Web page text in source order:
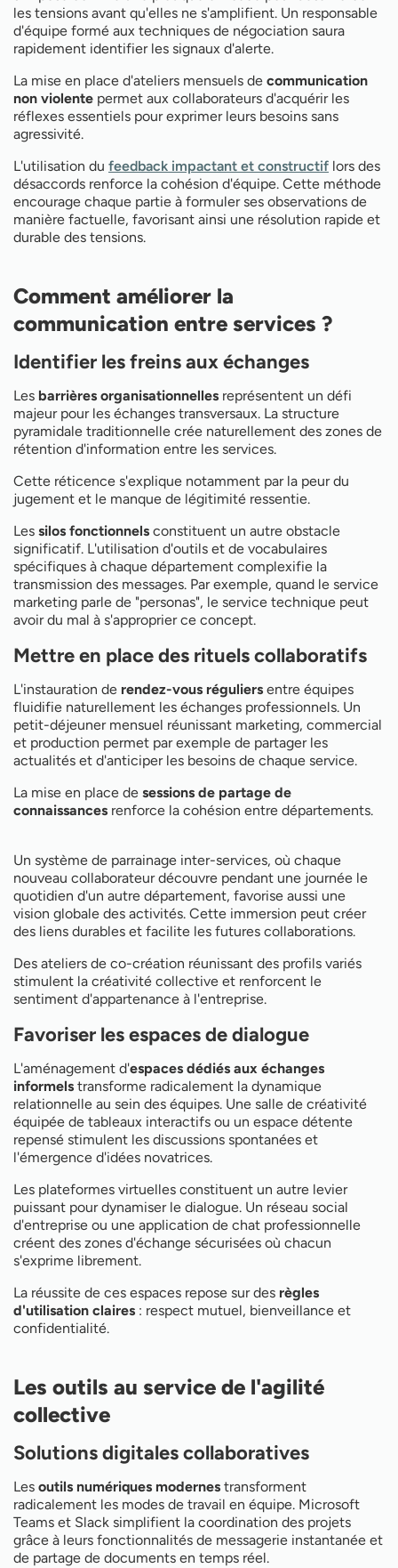
les tensions avant qu'elles ne s'amplifient. Un responsable
d'équipe formé aux techniques de négociation saura
rapidement identifier les signaux d'alerte.
La mise en place d'ateliers mensuels de communication
non violente permet aux collaborateurs d'acquérir les
réflexes essentiels pour exprimer leurs besoins sans
agressivité.
L'utilisation du feedback impactant et constructif lors des
désaccords renforce la cohésion d'équipe. Cette méthode
encourage chaque partie à formuler ses observations de
manière factuelle, favorisant ainsi une résolution rapide et
durable des tensions.
Comment améliorer la
communication entre services ?
Identifier les freins aux échanges
Les barrières organisationnelles représentent un défi
majeur pour les échanges transversaux. La structure
pyramidale traditionnelle crée naturellement des zones de
rétention d'information entre les services.
Cette réticence s'explique notamment par la peur du
jugement et le manque de légitimité ressentie.
Les silos fonctionnels constituent un autre obstacle
significatif. L'utilisation d'outils et de vocabulaires
spécifiques à chaque département complexifie la
transmission des messages. Par exemple, quand le service
marketing parle de "personas", le service technique peut
avoir du mal à s'approprier ce concept.
Mettre en place des rituels collaboratifs
L'instauration de rendez-vous réguliers entre équipes
fluidifie naturellement les échanges professionnels. Un
petit-déjeuner mensuel réunissant marketing, commercial
et production permet par exemple de partager les
actualités et d'anticiper les besoins de chaque service.
La mise en place de sessions de partage de
connaissances renforce la cohésion entre départements.
Un système de parrainage inter-services, où chaque
nouveau collaborateur découvre pendant une journée le
quotidien d'un autre département, favorise aussi une
vision globale des activités. Cette immersion peut créer
des liens durables et facilite les futures collaborations.
Des ateliers de co-création réunissant des profils variés
stimulent la créativité collective et renforcent le
sentiment d'appartenance à l'entreprise.
Favoriser les espaces de dialogue
L'aménagement d'espaces dédiés aux échanges
informels transforme radicalement la dynamique
relationnelle au sein des équipes. Une salle de créativité
équipée de tableaux interactifs ou un espace détente
repensé stimulent les discussions spontanées et
l'émergence d'idées novatrices.
Les plateformes virtuelles constituent un autre levier
puissant pour dynamiser le dialogue. Un réseau social
d'entreprise ou une application de chat professionnelle
créent des zones d'échange sécurisées où chacun
s'exprime librement.
La réussite de ces espaces repose sur des règles
d'utilisation claires : respect mutuel, bienveillance et
confidentialité.
Les outils au service de l'agilité
collective
Solutions digitales collaboratives
Les outils numériques modernes transforment
radicalement les modes de travail en équipe. Microsoft
Teams et Slack simplifient la coordination des projets
grâce à leurs fonctionnalités de messagerie instantanée et
de partage de documents en temps réel.